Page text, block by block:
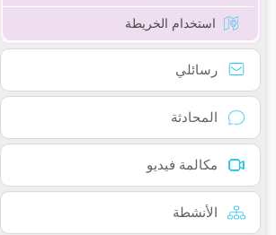
استخدام الخريطة
رسائلي
المحادثة
مكالمة فيديو
الأنشطة